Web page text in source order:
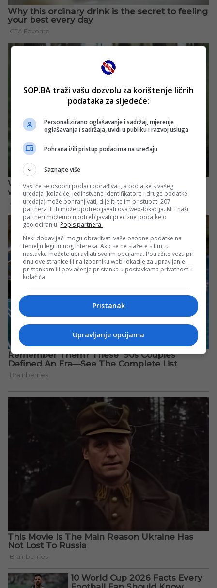
SOP.BA traži vašu dozvolu za korištenje ličnih
podataka za sljedeće:
Personalizirano oglašavanje i sadržaj, mjerenje
oglašavanja i sadržaja, uvidi u publiku i razvoj usluga
Pohrana i/ili pristup podacima na uređaju
Saznajte više
Vaši će se osobni podaci obrađivati, a podatke s vašeg
uređaja (kolačiće, jedinstvene identifikatore i druge podatke
uređaja) može pohranjivati, dijeliti te im pristupati 207
partnera ili ih može upotrebljavati ova web-lokacija. Mi i naši
partneri možemo upotrebljavati precizne podatke o
geolociranju. Popis partnera.
Neki dobavljači mogu obrađivati vaše osobne podatke na
temelju legitimnog interesa. Ako se ne slažete s tim, u
nastavku možete upravljati svojim opcijama. Potražite vezu pri
dnu ove stranice ili na izborniku web-lokacije za upravljanje
pristankom ili povlačenje pristanka u postavkama privatnosti i
kolačića.
Pristanak
Upravljanje opcijama